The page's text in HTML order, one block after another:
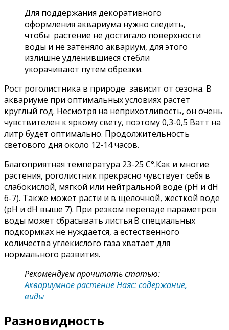
Для поддержания декоративного
оформления аквариума нужно следить,
чтобы растение не достигало поверхности
воды и не затеняло аквариум, для этого
излишне удленившиеся стебли
укорачивают путем обрезки.
Рост роголистника в природе зависит от сезона. В
аквариуме при оптимальных условиях растет
круглый год. Несмотря на неприхотливость, он очень
чувствителен к яркому свету, поэтому 0,3-0,5 Ватт на
литр будет оптимально. Продолжительность
светового дня около 12-14 часов.
Благоприятная температура 23-25 С°.Как и многие
растения, роголистник прекрасно чувствует себя в
слабокислой, мягкой или нейтральной воде (pH и dH
6-7). Также может расти и в щелочной, жесткой воде
(pH и dH выше 7). При резком перепаде параметров
воды может сбрасывать листья.В специальных
подкормках не нуждается, а естественного
количества углекислого газа хватает для
нормального развития.
Рекомендуем прочитать статью:
Аквариумное растение Наяс: содержание,
виды
Разновидность